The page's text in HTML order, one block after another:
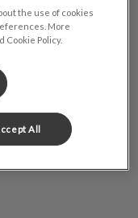
the use of cookies
More
Cookie Policy.
All